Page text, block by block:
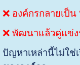
❌ องค์กรกลายเป็น
❌ พัฒนาแล้วคู่แข่ง
ปัญหาเหล่านี้ไม่ใช่